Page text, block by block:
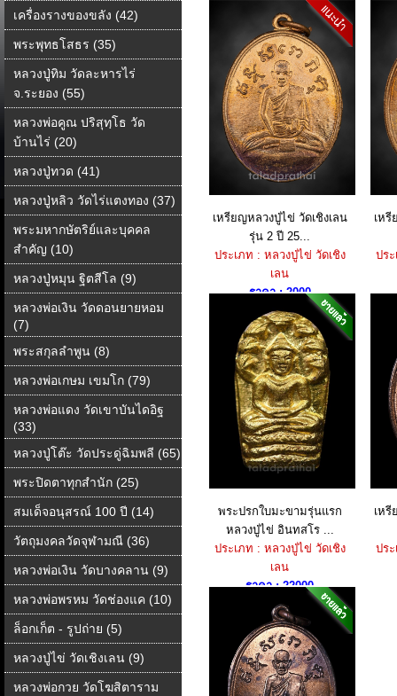
เครื่องรางของขลัง (42)
พระพุทธโสธร (35)
หลวงปู่ทิม วัดละหารไร่
จ.ระยอง (55)
หลวงพ่อคูณ ปริสุทฺโธ วัด
บ้านไร่ (20)
หลวงปู่ทวด (41)
หลวงปู่หลิว วัดไร่แตงทอง (37)
พระมหากษัตริย์และบุคคล
สำคัญ (10)
หลวงปู่หมุน ฐิตสีโล (9)
หลวงพ่อเงิน วัดดอนยายหอม
(7)
พระสกุลลำพูน (8)
หลวงพ่อเกษม เขมโก (79)
หลวงพ่อแดง วัดเขาบันไดอิฐ
(33)
หลวงปู่โต๊ะ วัดประดู่ฉิมพลี (65)
พระปิดตาทุกสำนัก (25)
สมเด็จอนุสรณ์ 100 ปี (14)
วัตถุมงคลวัดจุฬามณี (36)
หลวงพ่อเงิน วัดบางคลาน (9)
หลวงพ่อพรหม วัดช่องแค (10)
ล็อกเก็ต - รูปถ่าย (5)
หลวงปู่ไข่ วัดเชิงเลน (9)
หลวงพ่อกวย วัดโฆสิตาราม
เหรียญหลวงปู่ไข่ วัดเชิงเลน
รุ่น 2 ปี 25...
ประเภท : หลวงปู่ไข่ วัดเชิง
เลน
ราคา : 2000
เหรี
ปร
พระปรกใบมะขามรุ่นแรก
หลวงปู่ไข่ อินทสโร ...
ประเภท : หลวงปู่ไข่ วัดเชิง
เลน
ราคา : 22000
เหรี
ปร